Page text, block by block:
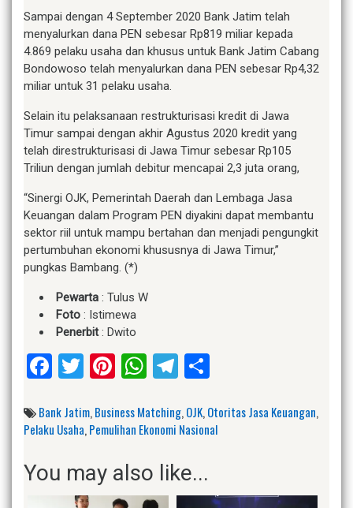
Sampai dengan 4 September 2020 Bank Jatim telah
menyalurkan dana PEN sebesar Rp819 miliar kepada
4.869 pelaku usaha dan khusus untuk Bank Jatim Cabang
Bondowoso telah menyalurkan dana PEN sebesar Rp4,32
miliar untuk 31 pelaku usaha.
Selain itu pelaksanaan restrukturisasi kredit di Jawa
Timur sampai dengan akhir Agustus 2020 kredit yang
telah direstrukturisasi di Jawa Timur sebesar Rp105
Triliun dengan jumlah debitur mencapai 2,3 juta orang,
“Sinergi OJK, Pemerintah Daerah dan Lembaga Jasa
Keuangan dalam Program PEN diyakini dapat membantu
sektor riil untuk mampu bertahan dan menjadi pengungkit
pertumbuhan ekonomi khususnya di Jawa Timur,”
pungkas Bambang. (*)
Pewarta : Tulus W
Foto : Istimewa
Penerbit: Dwito
Facebook
Twitter
Pinterest
WhatsApp
Telegram
Bank Jatim,Business Matching,OJK,Otoritas Jasa Keuangan,
Pelaku Usaha,Pemulihan Ekonomi Nasional
You may also like...